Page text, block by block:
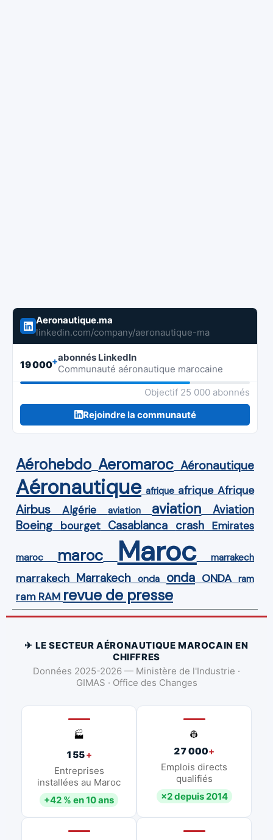
Aeronautique.ma
linkedin.com/company/aeronautique-ma
19 000+abonnés LinkedIn
Communauté aéronautique marocaine
Objectif 25 000 abonnés
Rejoindre la communauté
Aérohebdo Aeromaroc Aéronautique
Aéronautique afrique afrique Afrique
Airbus Algérie aviation aviation Aviation
Boeing bourget Casablanca crash Emirates
maroc maroc Maroc marrakech
marrakech Marrakech onda onda ONDA ram
ram RAM revue de presse
✈ LE SECTEUR AÉRONAUTIQUE MAROCAIN EN
CHIFFRES
Données 2025-2026 — Ministère de l'Industrie ·
GIMAS · Office des Changes
🏭
155+
Entreprises
installées au Maroc
+42 % en 10 ans
👷
27 000+
Emplois directs
qualifiés
×2 depuis 2014